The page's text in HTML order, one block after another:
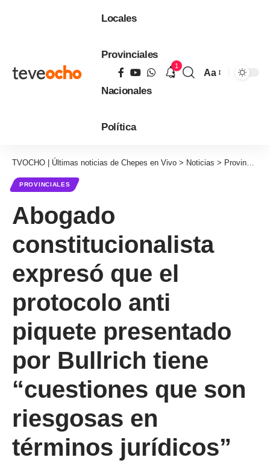
Locales
Provinciales
Nacionales
Política
1
Aa
TVOCHO | Últimas noticias de Chepes en Vivo > Noticias > Provinciales
PROVINCIALES
Abogado
constitucionalista
expresó que el
protocolo anti
piquete presentado
por Bullrich tiene
“cuestiones que son
riesgosas en
términos jurídicos”